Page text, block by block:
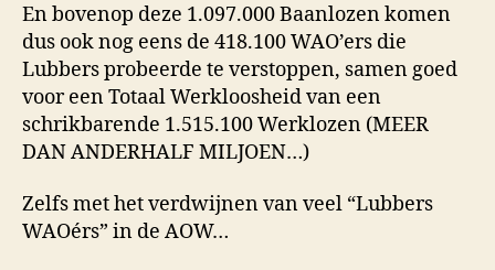
En bovenop deze 1.097.000 Baanlozen komen
dus ook nog eens de 418.100 WAO’ers die
Lubbers probeerde te verstoppen, samen goed
voor een Totaal Werkloosheid van een
schrikbarende 1.515.100 Werklozen (MEER
DAN ANDERHALF MILJOEN…)
Zelfs met het verdwijnen van veel “Lubbers
WAOérs” in de AOW…